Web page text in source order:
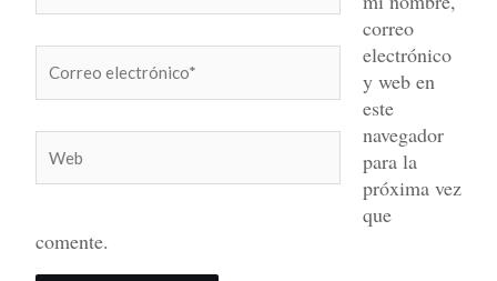
electrónico*
correo
electrónico
y web en
este
navegador
para la
próxima vez
que
comente.